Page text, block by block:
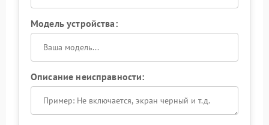
Модель устройства:
Описание неисправности: